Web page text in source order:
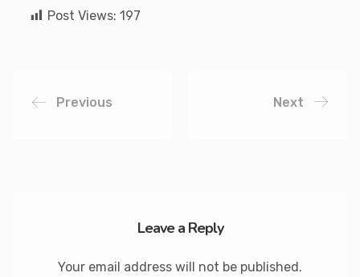
Post Views: 197
Previous Next
Leave a Reply
Your email address will not be published.